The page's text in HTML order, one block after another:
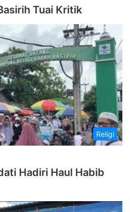
Tuai Kritik
Religi
Hadiri Haul Habib